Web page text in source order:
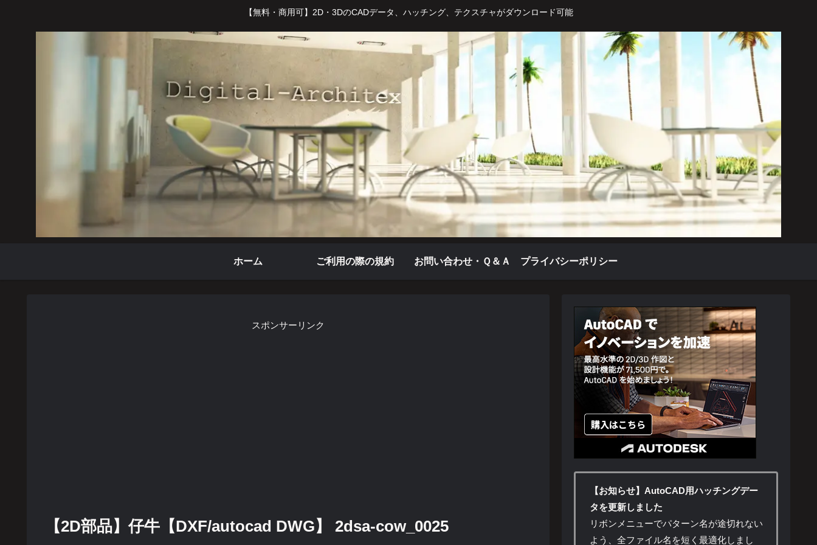
【無料・商用可】2D・3DのCADデータ、ハッチング、テクスチャがダウンロード可能
ホーム ご利用の際の規約 お問い合わせ・Ｑ＆Ａ プライバシーポリシー
スポンサーリンク
【2D部品】仔牛【DXF/autocad DWG】 2dsa-cow_0025
【お知らせ】AutoCAD用ハッチングデー
タを更新しました
リボンメニューでパターン名が途切れない
よう、全ファイル名を短く最適化しまし